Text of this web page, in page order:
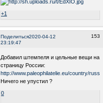
+1
Поделиться 153
2020-04-12
23:19:47
Добавил штемпеля и цельные вещи на
страницу России:
http://www.paleophilatelie.eu/country/
Ничего не упустил ?
0